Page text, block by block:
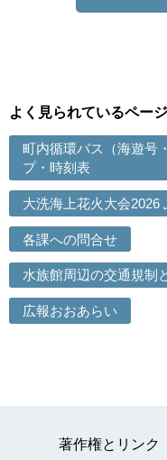
よく見られているページ
町内循環バス（海遊号
プ・時刻表
大洗海上花火大会2026
各課への問合せ
水族館周辺の交通規制
広報おおあらい
著作権とリンク